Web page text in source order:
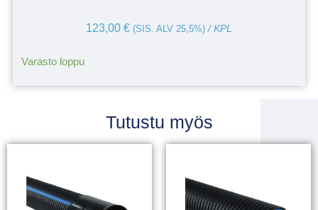
123,00 € (SIS. ALV 25,5%) / KPL
Varasto loppu
Tutustu myös